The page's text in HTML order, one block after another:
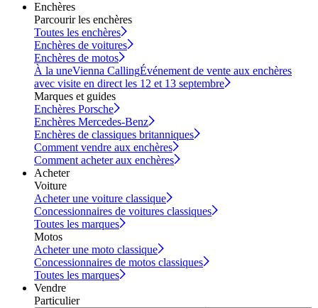
Enchères
Parcourir les enchères
Toutes les enchères
Enchères de voitures
Enchères de motos
À la uneVienna CallingÉvénement de vente aux enchères
avec visite en direct les 12 et 13 septembre
Marques et guides
Enchères Porsche
Enchères Mercedes-Benz
Enchères de classiques britanniques
Comment vendre aux enchères
Comment acheter aux enchères
Acheter
Voiture
Acheter une voiture classique
Concessionnaires de voitures classiques
Toutes les marques
Motos
Acheter une moto classique
Concessionnaires de motos classiques
Toutes les marques
Vendre
Particulier